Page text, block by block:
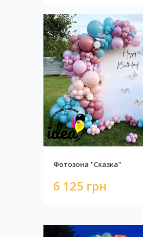
Фотозона "Сказка"
6 125 грн